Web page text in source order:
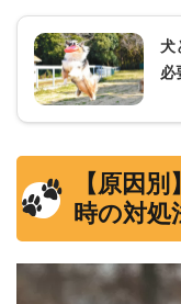
犬
必
【原因
時の対処